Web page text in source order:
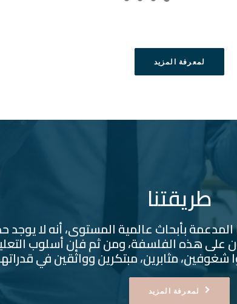
لمعرفة المزيد
طريقتنا
المدعمة بأبحاث عالمية المستوى، أنه لا
على هذه الفلسفة، ومن ثم فإن أسلوب
مثابرين، مبتكرين وواثقين في
لمعرفة المزيد